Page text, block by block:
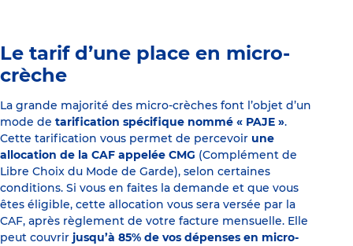
Le tarif d’une place en micro-
crèche
La grande majorité des micro-crèches font l’objet d’un
mode de tarification spécifique nommé « PAJE ».
Cette tarification vous permet de percevoir une
allocation de la CAF appelée CMG (Complément de
Libre Choix du Mode de Garde), selon certaines
conditions. Si vous en faites la demande et que vous
êtes éligible, cette allocation vous sera versée par la
CAF, après règlement de votre facture mensuelle. Elle
peut couvrir jusqu’à 85% de vos dépenses en micro-